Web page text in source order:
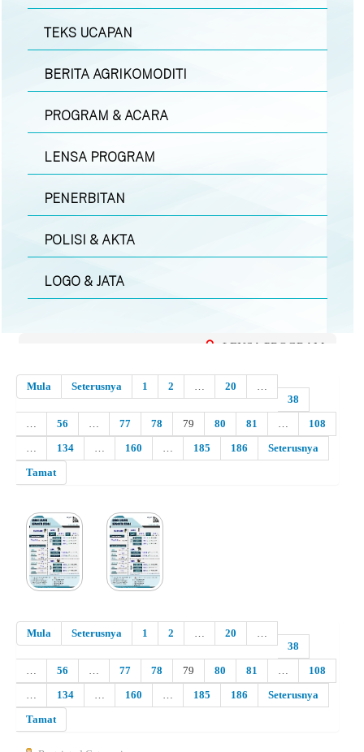
TEKS UCAPAN
BERITA AGRIKOMODITI
PROGRAM & ACARA
LENSA PROGRAM
PENERBITAN
POLISI & AKTA
LOGO & JATA
LENSA PROGRAM
Mula Seterusnya 1 2 … 20
…
38
…
56 … 77 78 79 80 81 …
108
…
134 … 160 … 185 186
Seterusnya
Tamat
Mula Seterusnya 1 2 … 20
…
38
…
56 … 77 78 79 80 81 …
108
…
134 … 160 … 185 186
Seterusnya
Tamat